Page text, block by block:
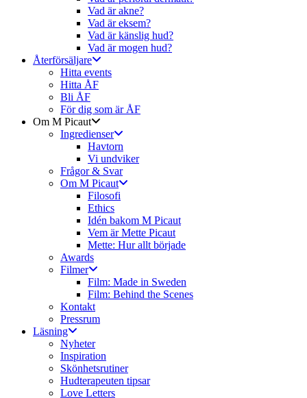
Vad är akne?
Vad är eksem?
Vad är känslig hud?
Vad är mogen hud?
Återförsäljare
Hitta events
Hitta ÅF
Bli ÅF
För dig som är ÅF
Om M Picaut
Ingredienser
Havtorn
Vi undviker
Frågor & Svar
Om M Picaut
Filosofi
Ethics
Idén bakom M Picaut
Vem är Mette Picaut
Mette: Hur allt började
Awards
Filmer
Film: Made in Sweden
Film: Behind the Scenes
Kontakt
Pressrum
Läsning
Nyheter
Inspiration
Skönhetsrutiner
Hudterapeuten tipsar
Love Letters